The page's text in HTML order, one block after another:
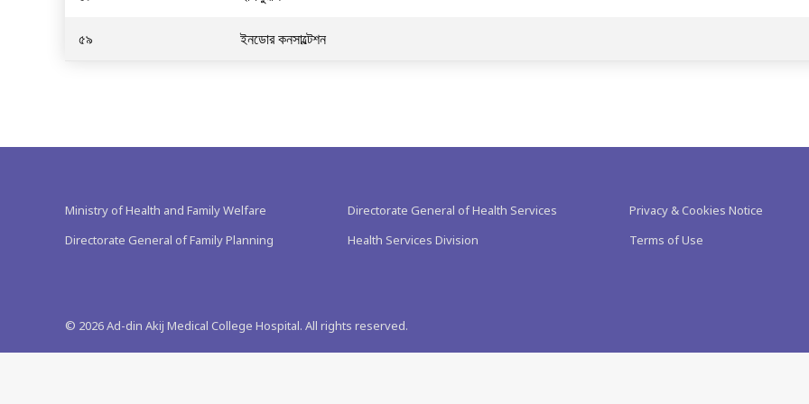
৫৯ ইনডোর কনসাল্টেশন
Ministry of Health and Family Welfare
Directorate General of Family Planning
Directorate General of Health Services
Health Services Division
Privacy & Cookies Notice
Terms of Use
© 2026Ad-din Akij Medical College Hospital. All rights reserved.